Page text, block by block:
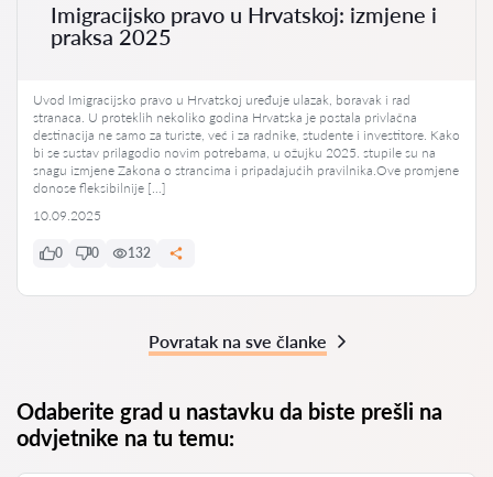
Imigracijsko pravo u Hrvatskoj: izmjene i
praksa 2025
Uvod Imigracijsko pravo u Hrvatskoj uređuje ulazak, boravak i rad
stranaca. U proteklih nekoliko godina Hrvatska je postala privlačna
destinacija ne samo za turiste, već i za radnike, studente i investitore. Kako
bi se sustav prilagodio novim potrebama, u ožujku 2025. stupile su na
snagu izmjene Zakona o strancima i pripadajućih pravilnika.Ove promjene
donose fleksibilnije […]
10.09.2025
0 0 132
Povratak na sve članke
Odaberite grad u nastavku da biste prešli na
odvjetnike na tu temu: